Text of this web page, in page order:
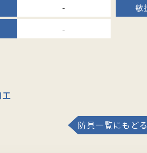
-
-
防具一覧にもどる